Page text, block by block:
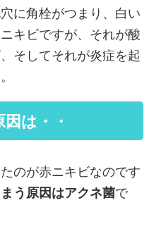
に角栓がつまり、白い
キビですが、それが酸
そしてそれが炎症を起
は・・
のが赤ニキビなのです
う原因はアクネ菌で